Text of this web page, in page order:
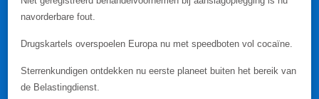
navorderbare fout.
Drugskartels overspoelen Europa nu met speedboten vol cocaïne.
Sterrenkundigen ontdekken nu eerste planeet buiten het bereik van
de Belastingdienst.